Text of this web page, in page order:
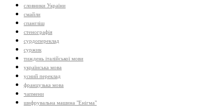
словники України
смайли
спангліш
стенографія
сурдопереклад
суржик
тиждень італійської мови
українська мова
усний переклад
французька мова
чапмени
шифрувальна машина "Енігма"